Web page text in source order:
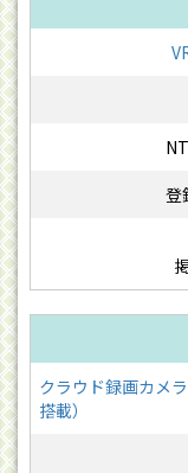
クラウド録画カメ
搭載）